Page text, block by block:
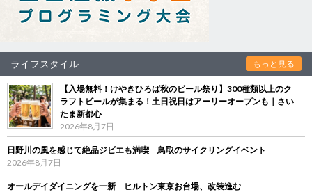
ライフスタイル もっと見る
【入場無料！けやきひろば秋のビール祭り】300種類以上のク
ラフトビールが集まる！土日祝日はアーリーオープンも｜さい
たま新都心
2026年8月7日
日野川の風を感じて絶品ジビエも満喫 鳥取のサイクリングイベント
2026年8月7日
オールデイダイニングを一新 ヒルトン東京お台場、改装進む